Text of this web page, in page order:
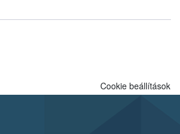
lehetőség a károsító elleni további
is elérhető és ökológiai termesztésben is
Cookie beállítások